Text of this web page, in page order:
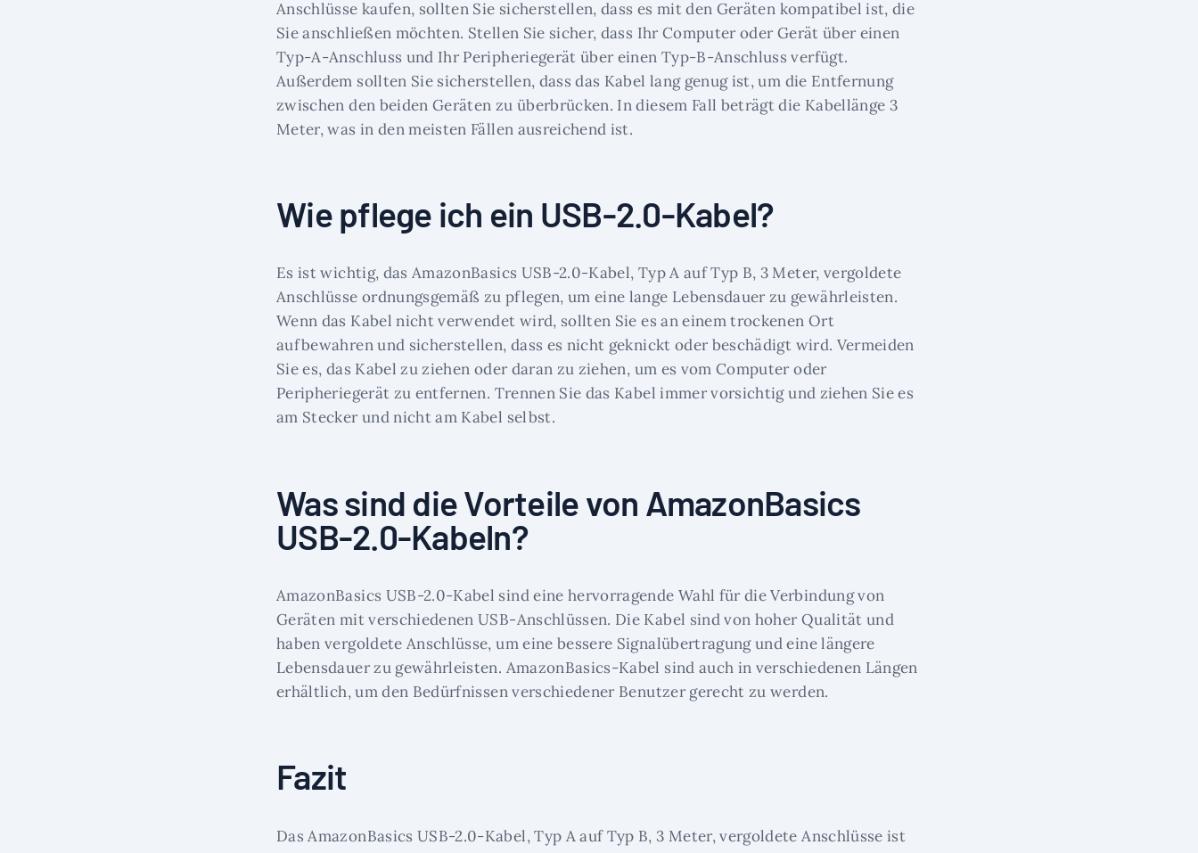
Anschlüsse kaufen, sollten Sie sicherstellen, dass es mit den Geräten kompatibel ist, die
Sie anschließen möchten. Stellen Sie sicher, dass Ihr Computer oder Gerät über einen
Typ-A-Anschluss und Ihr Peripheriegerät über einen Typ-B-Anschluss verfügt.
Außerdem sollten Sie sicherstellen, dass das Kabel lang genug ist, um die Entfernung
zwischen den beiden Geräten zu überbrücken. In diesem Fall beträgt die Kabellänge 3
Meter, was in den meisten Fällen ausreichend ist.
Wie pflege ich ein USB-2.0-Kabel?
Es ist wichtig, das AmazonBasics USB-2.0-Kabel, Typ A auf Typ B, 3 Meter, vergoldete
Anschlüsse ordnungsgemäß zu pflegen, um eine lange Lebensdauer zu gewährleisten.
Wenn das Kabel nicht verwendet wird, sollten Sie es an einem trockenen Ort
aufbewahren und sicherstellen, dass es nicht geknickt oder beschädigt wird. Vermeiden
Sie es, das Kabel zu ziehen oder daran zu ziehen, um es vom Computer oder
Peripheriegerät zu entfernen. Trennen Sie das Kabel immer vorsichtig und ziehen Sie es
am Stecker und nicht am Kabel selbst.
Was sind die Vorteile von AmazonBasics
USB-2.0-Kabeln?
AmazonBasics USB-2.0-Kabel sind eine hervorragende Wahl für die Verbindung von
Geräten mit verschiedenen USB-Anschlüssen. Die Kabel sind von hoher Qualität und
haben vergoldete Anschlüsse, um eine bessere Signalübertragung und eine längere
Lebensdauer zu gewährleisten. AmazonBasics-Kabel sind auch in verschiedenen Längen
erhältlich, um den Bedürfnissen verschiedener Benutzer gerecht zu werden.
Fazit
Das AmazonBasics USB-2.0-Kabel, Typ A auf Typ B, 3 Meter, vergoldete Anschlüsse ist